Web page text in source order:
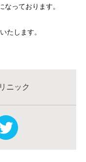
なっております。
たします。
ニック